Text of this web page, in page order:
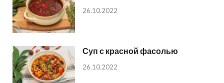
26.10.2022
Суп с красной фасолью
26.10.2022